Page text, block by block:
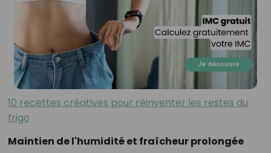
10 recettes créatives pour réinventer les restes du
frigo
Maintien de l'humidité et fraîcheur prolongée